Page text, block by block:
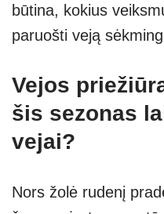
būtina, kokius
paruošti veją
Vejos
šis sezonas
vejai?
Nors žolė rudenį